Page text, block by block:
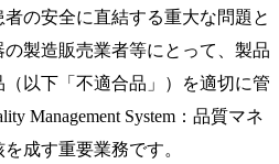
の安全に直結する重大な問題と
製造販売業者等にとって、製品
以下「不適合品」）を適切に管
Management System：品質マネ
成す重要業務です。